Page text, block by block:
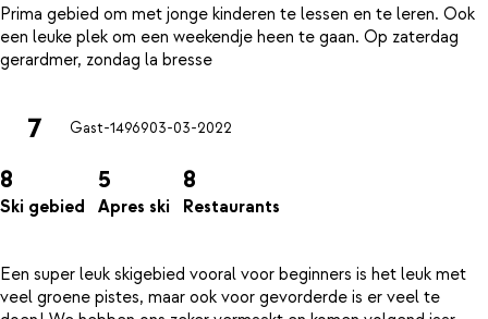
Prima gebied om met jonge kinderen te lessen en te leren. Ook
een leuke plek om een weekendje heen te gaan. Op zaterdag
7 Gast-1496903-03-2022
8
Ski gebied
5
Apres ski
8
Restaurants
Een super leuk skigebied vooral voor beginners is het leuk met
veel groene pistes, maar ook voor gevorderde is er veel te